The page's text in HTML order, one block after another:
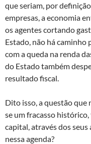
que seriam, por
empresas, a economia
os agentes cortando
Estado, não há caminho
com a queda na renda
do Estado também
resultado fiscal.
Dito isso, a questão que
se um fracasso
capital, através dos
nessa agenda?